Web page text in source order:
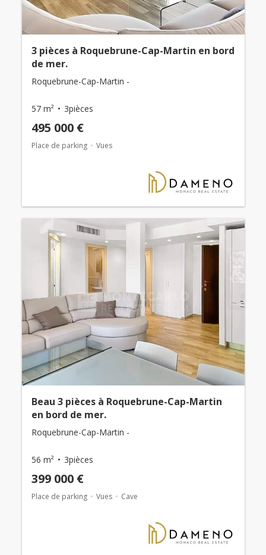
3 pièces à Roquebrune-Cap-Martin en bord
de mer.
Roquebrune-Cap-Martin -
57 m² 3pièces
495 000 €
Place de parking Vues
Beau 3 pièces à Roquebrune-Cap-Martin
en bord de mer.
Roquebrune-Cap-Martin -
56 m² 3pièces
399 000 €
Place de parking Vues Cave